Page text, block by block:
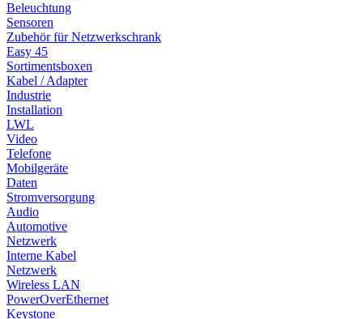
Beleuchtung
Sensoren
Zubehör für Netzwerkschrank
Easy 45
Sortimentsboxen
Kabel / Adapter
Industrie
Installation
LWL
Video
Telefone
Mobilgeräte
Daten
Stromversorgung
Audio
Automotive
Netzwerk
Interne Kabel
Netzwerk
Wireless LAN
PowerOverEthernet
Keystone